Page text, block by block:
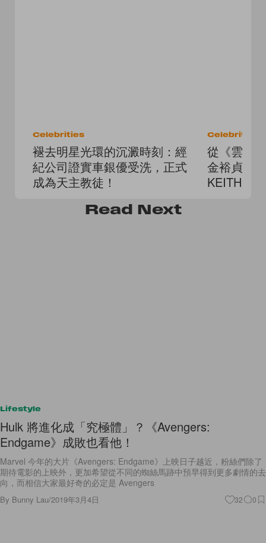
Celebrities
褪去明星光環的沉澱時刻：經
紀公司證實車銀優受洗，正式
成為天主教徒！
Celebrities
從《雲畫
金裕貞加
KEITH 品
Read Next
Lifestyle
Hulk 將進化成「究極體」？《Avengers:
Endgame》成敗也看他！
Marvel 今年的大片《Avengers: Endgame》上映日子越近，粉絲們除了
期待電影的上映外，更加希望從不同的蜘絲馬跡中預早得到更多劇情的去
向，而相信大家最好奇的必定是 Avengers
By Bunny Lau/2019年3月4日 32 0